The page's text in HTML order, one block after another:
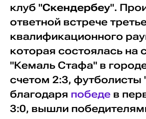
клуб "Скендербеу".
ответной встрече
квалификационного
которая состоялась на
"Кемаль Стафа" в
счетом 2:3, футболисты
благодаря победев
3:0, вышли